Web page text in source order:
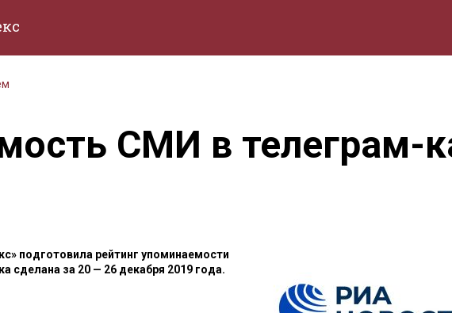
СМИ в телеграм-
подготовила рейтинг упоминаемости
сделана за 20 — 26 декабря 2019 года.